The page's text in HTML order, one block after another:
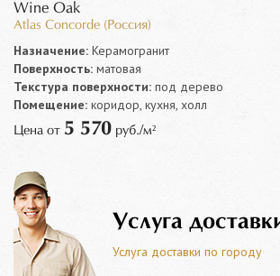
Wine Oak
Atlas Concorde (Россия)
Назначение: Керамогранит
Поверхность: матовая
Текстура поверхности: под дерево
Помещение: коридор, кухня, холл
Цена от 5 570 руб./м²
Услуга
Услуга доставки по городу